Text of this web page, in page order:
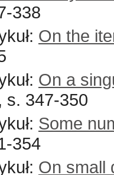
338
On the
On a
s. 347-350
Some
354
On small